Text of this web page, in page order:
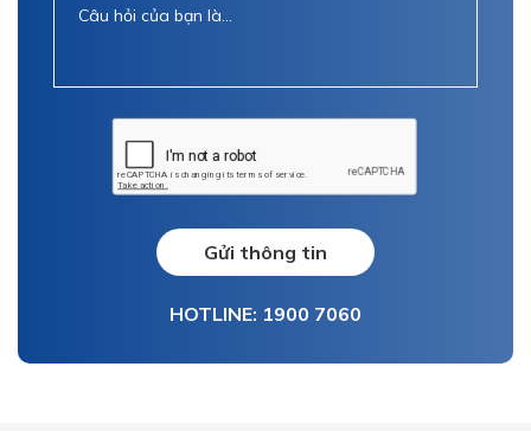
Gửi thông tin
HOTLINE: 1900 7060